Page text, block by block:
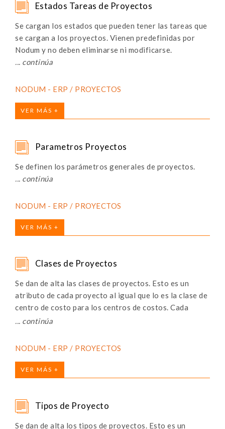
Estados Tareas de Proyectos
Se cargan los estados que pueden tener las tareas que
se cargan a los proyectos. Vienen predefinidas por
Nodum y no deben eliminarse ni modificarse.
NODUM - ERP / PROYECTOS
VER MÁS +
Parametros Proyectos
Se definen los parámetros generales de proyectos.
NODUM - ERP / PROYECTOS
VER MÁS +
Clases de Proyectos
Se dan de alta las clases de proyectos. Esto es un
atributo de cada proyecto al igual que lo es la clase de
centro de costo para los centros de costos. Cada
“clase” pertenece a un “tipo” de proyecto, funciona
Sirve entre otras cosas para relacionar las cuentas
tipo de relación Cta-CCosto elegida en el
mantenimiento “Parámetros Contabilidad”)
NODUM - ERP / PROYECTOS
VER MÁS +
Tipos de Proyecto
Se dan de alta los tipos de proyectos. Esto es un